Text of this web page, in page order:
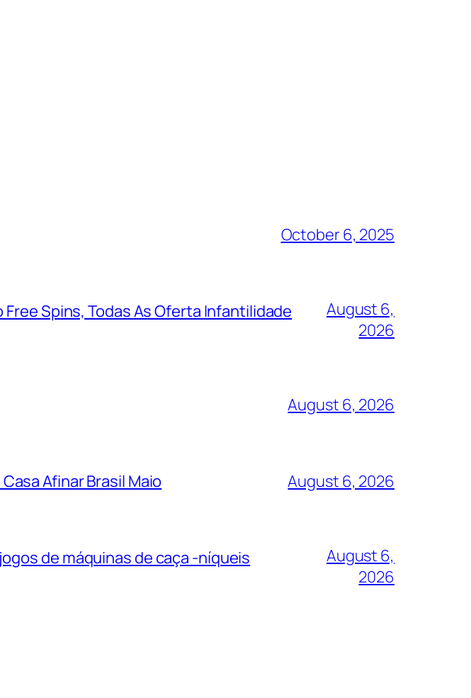
October 6, 2025
Spins, Todas As Oferta Infantilidade
August 6,
2026
August 6, 2026
Afinar Brasil Maio August 6, 2026
de máquinas de caça -níqueis
August 6,
2026